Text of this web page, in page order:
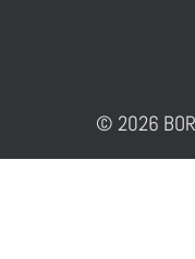
© 2026